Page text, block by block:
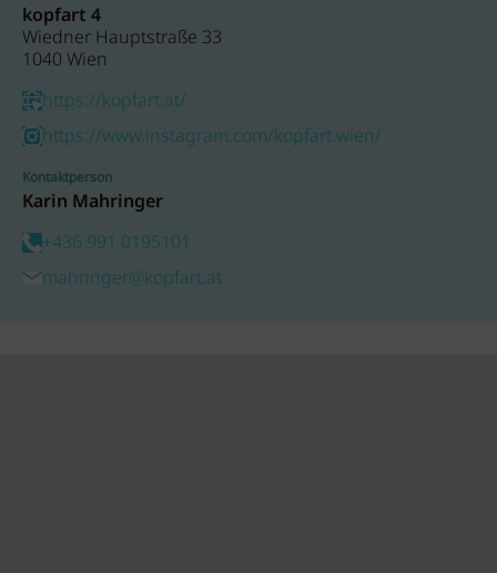
kopfart 4
Wiedner Hauptstraße 33
1040 Wien
https://kopfart.at/
https://www.instagram.com/kopfart.wien/
Kontaktperson
Karin Mahringer
+436 991 0195101
mahringer@kopfart.at